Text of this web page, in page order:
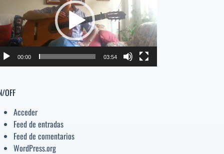
volumen.
00:00 03:54
OFF
Acceder
Feed de entradas
Feed de comentarios
WordPress.org